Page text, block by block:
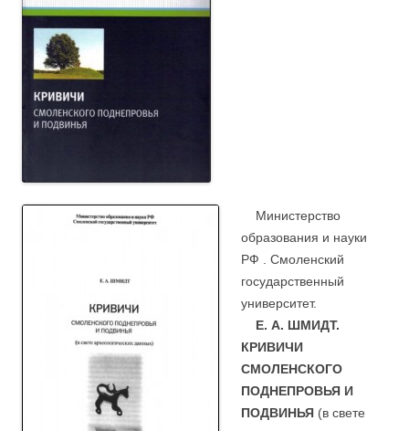
Министерство
образования и науки
РФ . Смоленский
государственный
университет.
Е. А. ШМИДТ.
КРИВИЧИ
СМОЛЕНСКОГО
ПОДНЕПРОВЬЯ И
ПОДВИНЬЯ (в свете